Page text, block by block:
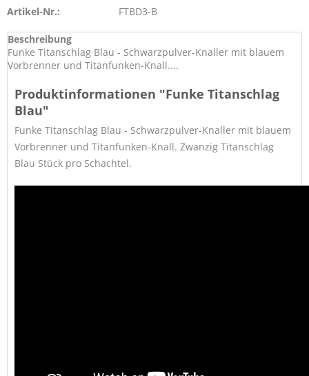
Artikel-Nr.: FTBD3-B
Beschreibung
Funke Titanschlag Blau - Schwarzpulver-Knaller mit blauem
Vorbrenner und Titanfunken-Knall....
Produktinformationen "Funke Titanschlag
Blau"
Funke Titanschlag Blau - Schwarzpulver-Knaller mit blauem
Vorbrenner und Titanfunken-Knall. Zwanzig Titanschlag
Blau Stück pro Schachtel.